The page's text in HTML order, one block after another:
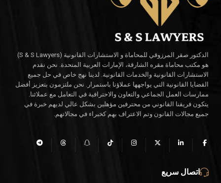
الدكتور صقر المرزوقي للمحاماة و الاستشارات القانونية (S & S Lawyers)
هو مكتب محاماة مقره الشارقة، الإمارات العربية المتحدة. نحن نقدم
الاستشارات القانونية والخدمات القانونية. لدينا نهج خاص في حل جميع
القضايا القانونية التي يواجهها عملاؤنا باستمرار. نحن ملتزمون بتعزيز أفضل
ممارسات العمل الجماعي والتعاون والاحترافية في التعامل مع عملائنا.
يتكون فريقنا القانوني من محترفين مؤهلين بشكل عالي لديهم خبرة في
جميع مجالات القانون وتم الاعتراف بهم كخبراء في مجالاتهم.
اتصال سريع